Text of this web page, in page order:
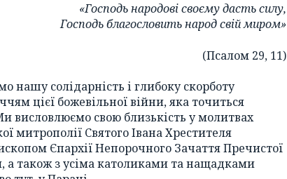
«Господь народові своєму дасть силу,
Господь благословить народ свій миром»
(Псалом 29, 11)
солідарність і глибоку скорботу
цієї божевільної війни, яка точиться
висловлюємо свою близькість у молитвах
митрополії Святого Івана Хрестителя
Єпархії Непорочного Зачаття Пречистої
також з усіма католиками та нащадками